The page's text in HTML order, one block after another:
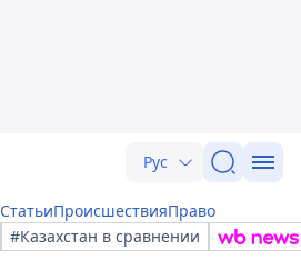
Рус
СтатьиПроисшествияПраво
#Казахстан в сравнении